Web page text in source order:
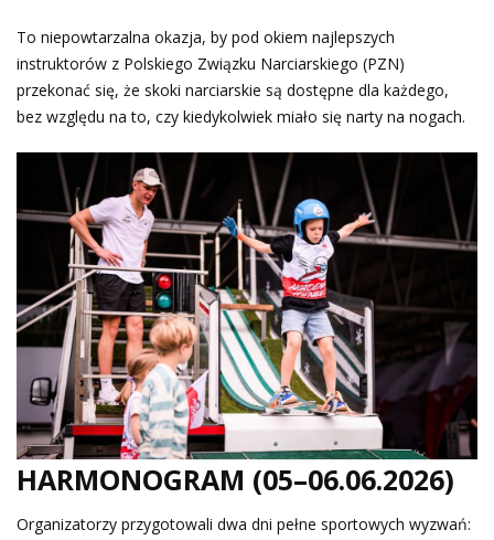
To niepowtarzalna okazja, by pod okiem najlepszych
instruktorów z Polskiego Związku Narciarskiego (PZN)
przekonać się, że skoki narciarskie są dostępne dla każdego,
bez względu na to, czy kiedykolwiek miało się narty na nogach.
HARMONOGRAM (05–06.06.2026)
Organizatorzy przygotowali dwa dni pełne sportowych wyzwań: